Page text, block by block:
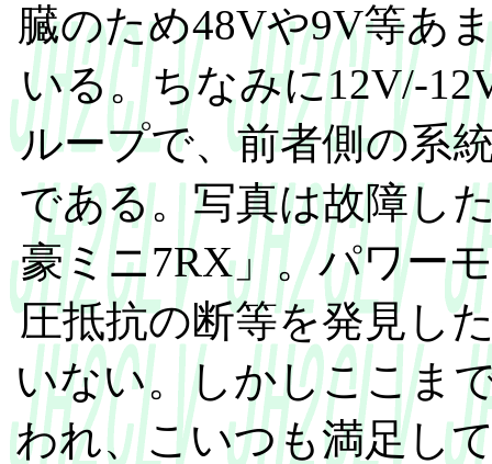
臓のため48Vや9V等あ
いる。ちなみに12V/-
ループで、前者側の系
である。写真は故障し
豪ミニ7RX」。パワー
圧抵抗の断等を発見し
いない。しかしここま
われ、こいつも満足し